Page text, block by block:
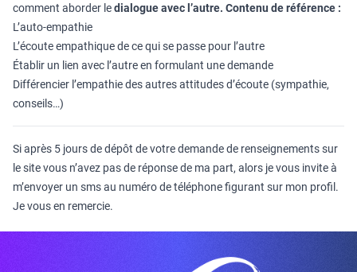
comment aborder ledialogue avec l’autre. Contenu de référence :
L’auto-empathie
L’écoute empathique de ce qui se passe pour l’autre
Établir un lien avec l’autre en formulant une demande
Différencier l’empathie des autres attitudes d’écoute (sympathie,
conseils…)
Si après 5 jours de dépôt de votre demande de renseignements sur
le site vous n’avez pas de réponse de ma part, alors je vous invite à
m’envoyer un sms au numéro de téléphone figurant sur mon profil.
Je vous en remercie.